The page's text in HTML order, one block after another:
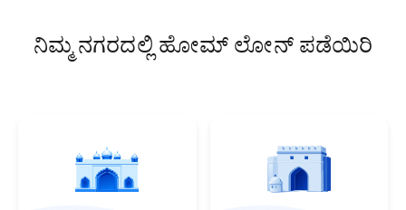
ನಿಮ್ಮ ನಗರದಲ್ಲಿ ಹೋಮ್ ಲೋನ್ ಪಡೆಯಿರಿ